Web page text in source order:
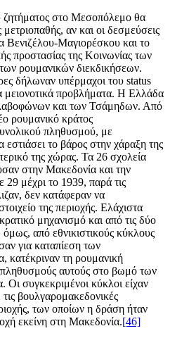
στο Μεσοπόλεμο θα
αν και οι δεσμεύσεις
Μαγιορέσκου και το
προστασίας της Κοινωνίας των
ρουμανικών διεκδικήσεων.
δήλωναν υπέρμαχοι του status
μειονοτικά προβλήματα. Η Ελλάδα
και των Τσάμηδων. Από
ρουμανικό κράτος
πληθυσμού, με
το βάρος στην χάραξη της
της χώρας. Τα 26 σχολεία
στην Μακεδονία και την
μέχρι το 1939, παρά τις
δεν κατάφεραν να
της περιοχής. Ελάχιστα
μηχανισμό και από τις δύο
από εθνικιστικούς κύκλους
για καταπίεση των
τη ρουμανική
πληθυσμούς αυτούς στο βωμό των
συγκεκριμένοι κύκλοι είχαν
τις βουλγαρομακεδονικές
των οποίων η δράση ήταν
εκείνη στη Μακεδονία.[46]